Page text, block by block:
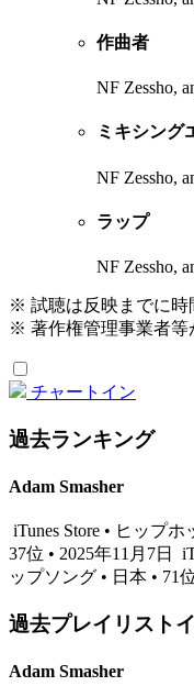
作曲者
NF Zessho,
ミキシング
NF Zessho,
ラップ
NF Zessho,
※ 試聴は反映までに時
※ 著作権管理事業者等
チャートイン
過去ランキング
Adam Smasher
iTunes Store • ヒップ
37位 • 2025年11月7日
ップソング • 日本 • 71
過去プレイリスト
Adam Smasher